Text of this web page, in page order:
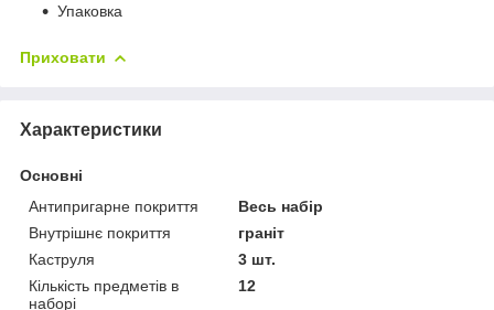
Упаковка
Приховати
Характеристики
Основні
Антипригарне покриття
Весь набір
Внутрішнє покриття
граніт
Каструля
3 шт.
Кількість предметів в
наборі
12